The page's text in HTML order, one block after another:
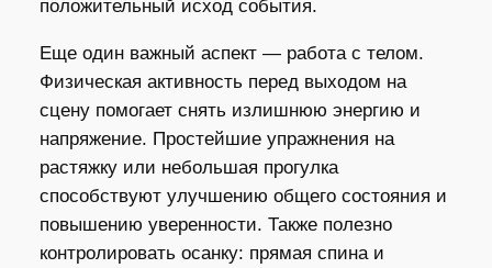
положительный исход события.
Еще один важный аспект — работа с телом.
Физическая активность перед выходом на
сцену помогает снять излишнюю энергию и
напряжение. Простейшие упражнения на
растяжку или небольшая прогулка
способствуют улучшению общего состояния и
повышению уверенности. Также полезно
контролировать осанку: прямая спина и